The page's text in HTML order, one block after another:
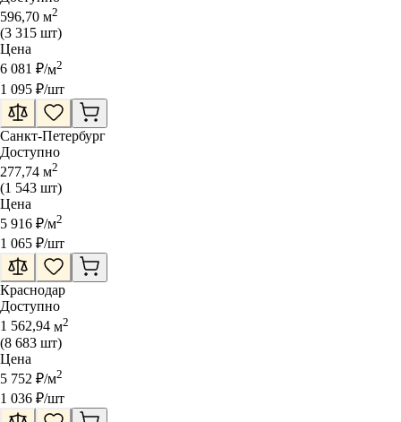
596,70 м2
(3 315 шт)
Цена
6 081 ₽/м2
1 095 ₽/шт
Санкт-Петербург
Доступно
277,74 м2
(1 543 шт)
Цена
5 916 ₽/м2
1 065 ₽/шт
Краснодар
Доступно
1 562,94 м2
(8 683 шт)
Цена
5 752 ₽/м2
1 036 ₽/шт